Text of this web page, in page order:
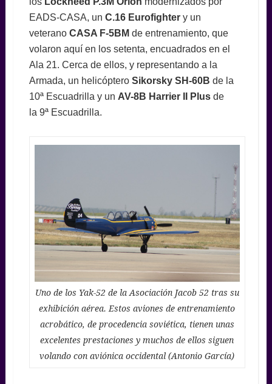
EADS-CASA, un C.16 Eurofightery un
veterano CASA F-5BM de entrenamiento, que
volaron aquí en los setenta, encuadrados en el
Ala 21. Cerca de ellos, y representando a la
Armada, un helicóptero Sikorsky SH-60B de la
10ª Escuadrilla y un AV-8B Harrier II Plusde
la 9ª Escuadrilla.
Uno de los Yak-52 de la Asociación Jacob 52 tras su
exhibición aérea. Estos aviones de entrenamiento
acrobático, de procedencia soviética, tienen unas
excelentes prestaciones y muchos de ellos siguen
volando con aviónica occidental (Antonio García)